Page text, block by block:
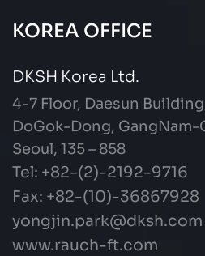
KOREA OFFICE
DKSH Korea Ltd.
4-7 Floor, Daesun
DoGok-Dong, GangNam-
Seoul, 135 – 858
Tel: +82-(2)-2192-9716
Fax: +82-(10)-36867928
yongjin.park@dksh.com
www.rauch-ft.com